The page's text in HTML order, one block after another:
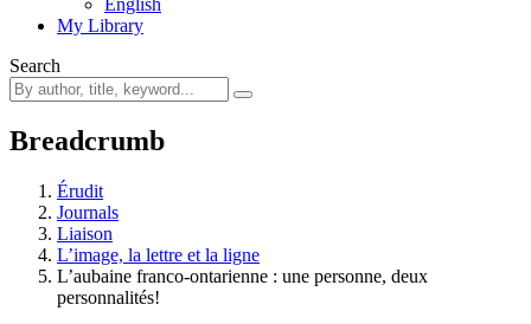
My Library
Search
Breadcrumb
Érudit
Journals
Liaison
L’image, la lettre et la ligne
L’aubaine franco-ontarienne : une personne, deux
personnalités!